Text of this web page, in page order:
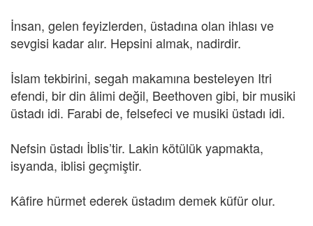
İnsan, gelen feyizlerden, üstadına olan ihlası ve
sevgisi kadar alır. Hepsini almak, nadirdir.
İslam tekbirini, segah makamına besteleyen Itri
efendi, bir din âlimi değil, Beethoven gibi, bir musiki
üstadı idi. Farabi de, felsefeci ve musiki üstadı idi.
Nefsin üstadı İblis’tir. Lakin kötülük yapmakta,
isyanda, iblisi geçmiştir.
Kâfire hürmet ederek üstadım demek küfür olur.